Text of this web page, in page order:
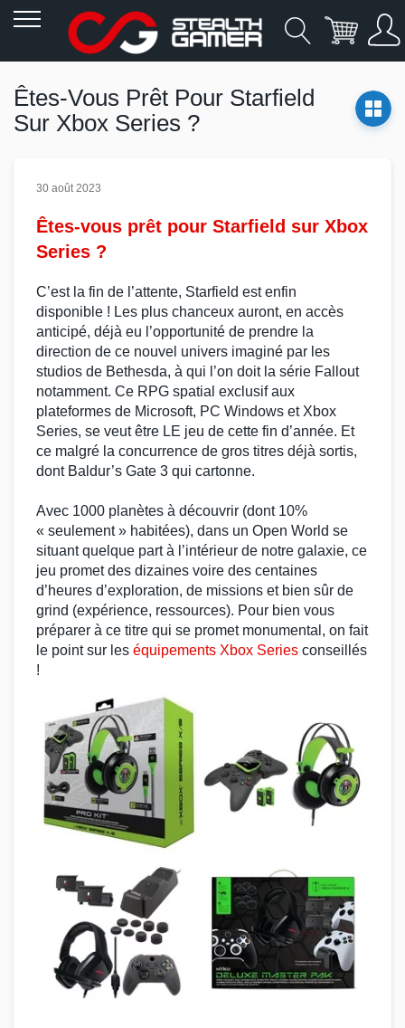
contenu
Êtes-Vous Prêt Pour Starfield
Sur Xbox Series ?
30 août 2023
Êtes-vous prêt pour Starfield sur Xbox
Series ?
C’est la fin de l’attente, Starfield est enfin
disponible ! Les plus chanceux auront, en accès
anticipé, déjà eu l’opportunité de prendre la
direction de ce nouvel univers imaginé par les
studios de Bethesda, à qui l’on doit la série Fallout
notamment. Ce RPG spatial exclusif aux
plateformes de Microsoft, PC Windows et Xbox
Series, se veut être LE jeu de cette fin d’année. Et
ce malgré la concurrence de gros titres déjà sortis,
dont Baldur’s Gate 3 qui cartonne.
Avec 1000 planètes à découvrir (dont 10%
« seulement » habitées), dans un Open World se
situant quelque part à l’intérieur de notre galaxie, ce
jeu promet des dizaines voire des centaines
d’heures d’exploration, de missions et bien sûr de
grind (expérience, ressources). Pour bien vous
préparer à ce titre qui se promet monumental, on fait
le point sur les équipements Xbox Series conseillés
!